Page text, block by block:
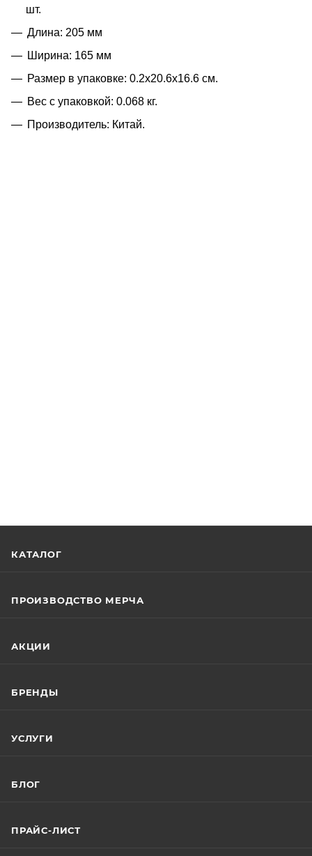
шт.
Длина: 205 мм
Ширина: 165 мм
Размер в упаковке: 0.2x20.6x16.6 см.
Вес с упаковкой: 0.068 кг.
Производитель: Китай.
КАТАЛОГ
ПРОИЗВОДСТВО МЕРЧА
АКЦИИ
БРЕНДЫ
УСЛУГИ
БЛОГ
ПРАЙС-ЛИСТ